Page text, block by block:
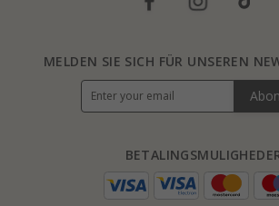
MELDEN SIE SICH FÜR UNSEREN